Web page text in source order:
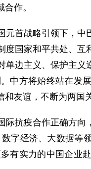
作。
首战略引领下，
国家和平共处、
边主义、保护主
中方将始终站在发
友谊，不断为两国
抗疫合作正确方
字经济、大数据
有实力的中国企业